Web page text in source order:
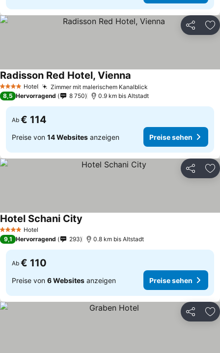
Teilen
4 Sterne Hotel Zimmer mit malerischem Kanalblick
Radisson Red Hotel, Vienna
8,5 Hervorragend 8 750 0.9 km bis Altstadt
Ab € 114
Preise von 14 Websites anzeigen Preise sehen
Teilen
4 Sterne Hotel
Hotel Schani City
9,1 Hervorragend 293 0.8 km bis Altstadt
Ab € 110
Preise von 6 Websites anzeigen Preise sehen
Teilen